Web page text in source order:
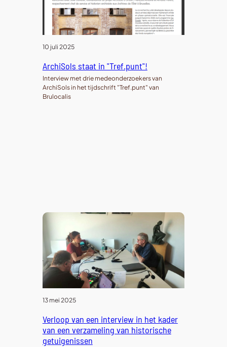
10 juli 2025
ArchiSols staat in "Tref.punt"!
Interview met drie medeonderzoekers van
ArchiSols in het tijdschrift "Tref.punt" van
Brulocalis
13 mei 2025
Verloop van een interview in het kader
van een verzameling van historische
getuigenissen